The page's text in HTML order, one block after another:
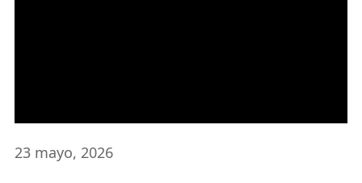
23 mayo, 2026